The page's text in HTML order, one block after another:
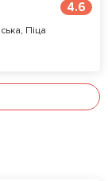
Піца
4.6